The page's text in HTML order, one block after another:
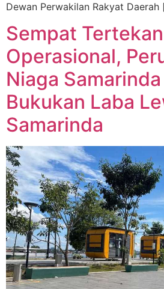
Dewan Perwakilan Rakyat
Sempat
Operasional,
Niaga
Bukukan Laba
Samarinda